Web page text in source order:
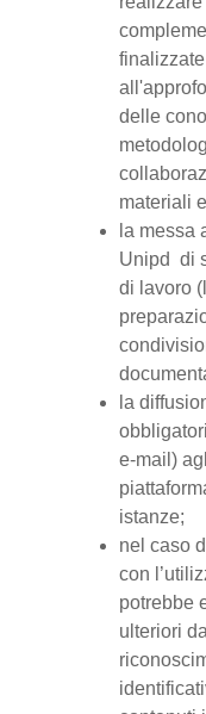
delle
materiali
la messa
Unipd di
di lavoro
la
e-mail)
istanze;
nel caso
con
potrebbe
ulteriori